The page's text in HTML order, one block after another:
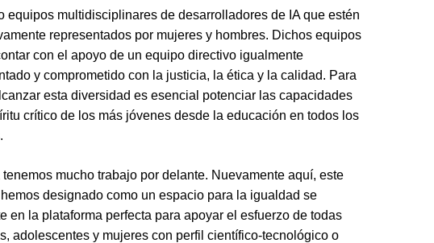
equipos multidisciplinares de desarrolladores de IA que estén
representados por mujeres y hombres. Dichos equipos
con el apoyo de un equipo directivo igualmente
y comprometido con la justicia, la ética y la calidad. Para
esta diversidad es esencial potenciar las capacidades
crítico de los más jóvenes desde la educación en todos los
tenemos mucho trabajo por delante. Nuevamente aquí, este
designado como un espacio para la igualdad se
en la plataforma perfecta para apoyar el esfuerzo de todas
adolescentes y mujeres con perfil científico-tecnológico o